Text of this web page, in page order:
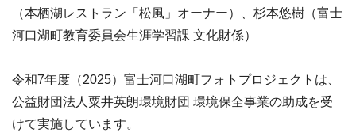
（本栖湖レストラン「松風」オーナー）、杉本悠樹（富士
河口湖町教育委員会生涯学習課 文化財係）
令和7年度（2025）富士河口湖町フォトプロジェクトは、
公益財団法人粟井英朗環境財団 環境保全事業の助成を受
けて実施しています。